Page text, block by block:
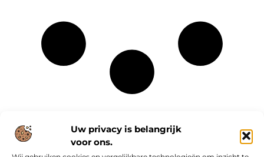
Uw privacy is belangrijk
voor ons.